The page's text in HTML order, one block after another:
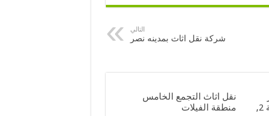
التالي
شركة نقل اثاث بمدينه نصر
السويس , النزهة 1 والنزهة 2,
نقل اثاث التجمع الخامس
منطقة الفيلات